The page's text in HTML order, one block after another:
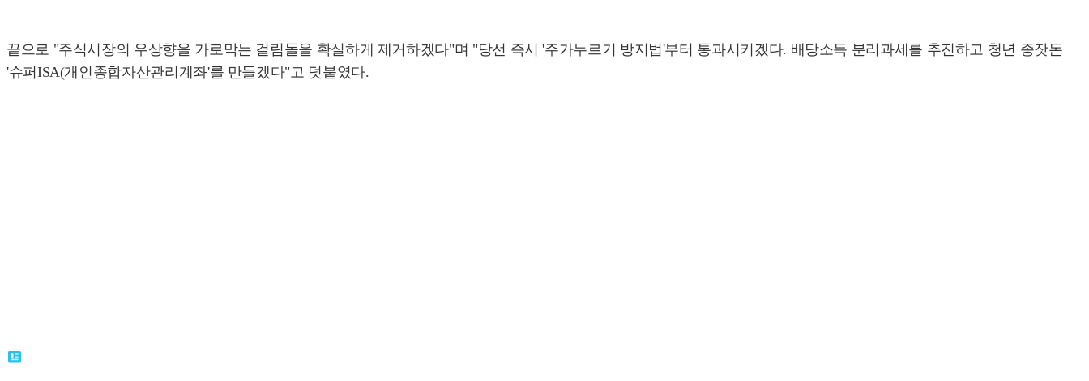
끝으로 "주식시장의 우상향을 가로막는 걸림돌을 확실하게 제거하겠다"며 "당선 즉시 '주가누르기 방지법'부터 통과시키겠다. 배당소득 분리과세를 추진하고 청년 종잣돈
'슈퍼ISA(개인종합자산관리계좌'를 만들겠다"고 덧붙였다.